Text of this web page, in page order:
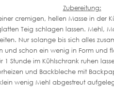
Zubereitung:
cremigen, hellen Masse in der
Teig schlagen lassen. Mehl,
Nur solange bis sich alles
und schon ein wenig in Form und
1 Stunde im Kühlschrank ruhen
und Backbleche mit
wenig Mehl abgestreut